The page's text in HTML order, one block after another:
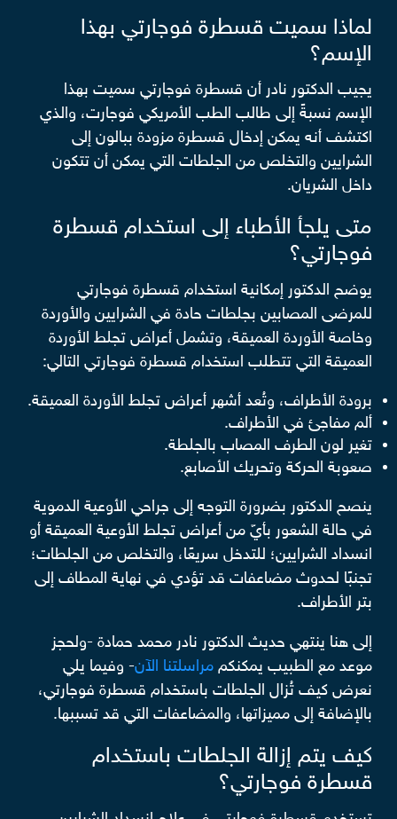
لماذا سميت قسطرة فوجارتي بهذا
الإسم؟
يجيب الدكتور نادر أن قسطرة فوجارتي سميت بهذا
الإسم نسبةً إلى طالب الطب الأمريكي فوجارت، والذي
اكتشف أنه يمكن إدخال قسطرة مزودة ببالون إلى
الشرايين والتخلص من الجلطات التي يمكن أن تتكون
داخل الشريان.
متى يلجأ الأطباء إلى استخدام قسطرة
فوجارتي؟
يوضح الدكتور إمكانية استخدام قسطرة فوجارتي
للمرضى المصابين بجلطات حادة في الشرايين والأوردة
وخاصة الأوردة العميقة، وتشمل أعراض تجلط الأوردة
العميقة التي تتطلب استخدام قسطرة فوجارتي التالي:
برودة الأطراف، وتُعد أشهر أعراض تجلط الأوردة العميقة.
ألم مفاجئ في الأطراف.
تغير لون الطرف المصاب بالجلطة.
صعوبة الحركة وتحريك الأصابع.
ينصح الدكتور بضرورة التوجه إلى جراحي الأوعية الدموية
في حالة الشعور بأيّ من أعراض تجلط الأوعية العميقة أو
انسداد الشرايين؛ للتدخل سريعًا، والتخلص من الجلطات؛
تجنبًا لحدوث مضاعفات قد تؤدي في نهاية المطاف إلى
بتر الأطراف.
إلى هنا ينتهي حديث الدكتور نادر محمد حمادة -ولحجز
موعد مع الطبيب يمكنكم مراسلتنا الآن- وفيما يلي
نعرض كيف تُزال الجلطات باستخدام قسطرة فوجارتي،
بالإضافة إلى مميزاتها، والمضاعفات التي قد تسببها.
كيف يتم إزالة الجلطات باستخدام
قسطرة فوجارتي؟